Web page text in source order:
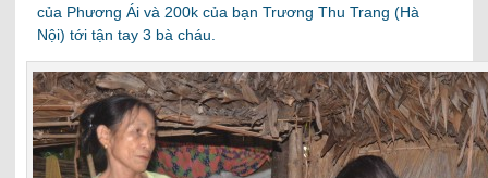
của Phương Ái và 200k của bạn Trương Thu Trang (Hà
Nội) tới tận tay 3 bà cháu.